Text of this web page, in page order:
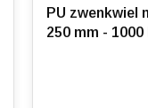
PU zwenkwiel
250 mm - 1000